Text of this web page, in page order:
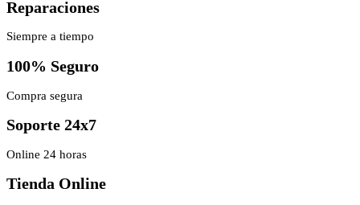
Reparaciones
Siempre a tiempo
100% Seguro
Compra segura
Soporte 24x7
Online 24 horas
Tienda Online